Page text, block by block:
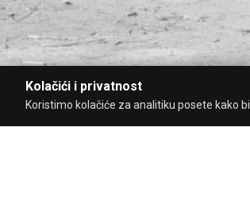
Kolačići i privatnost
Koristimo kolačiće za analitiku posete kako